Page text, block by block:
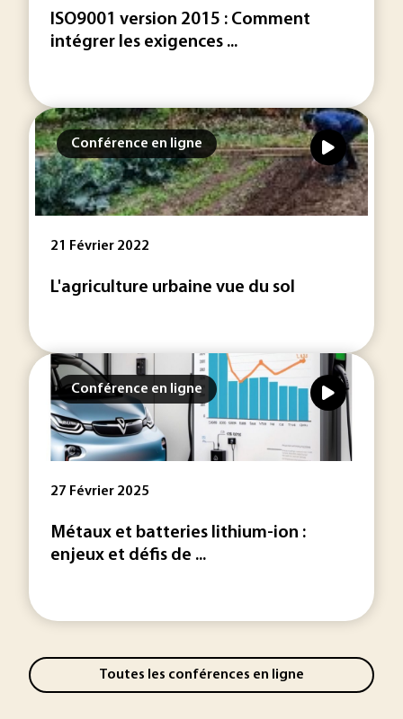
ISO9001 version 2015 : Comment
intégrer les exigences ...
Conférence en ligne
21 Février 2022
L'agriculture urbaine vue du sol
Conférence en ligne
27 Février 2025
Métaux et batteries lithium-ion :
enjeux et défis de ...
Toutes les conférences en ligne